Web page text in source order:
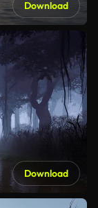
Download
Download